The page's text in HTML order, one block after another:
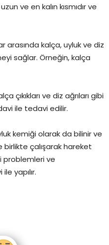
ve en kalın kısmıdır ve
arasında kalça, uyluk ve diz
sağlar. Örneğin, kalça
çıkıkları ve diz ağrıları gibi
ile tedavi edilir.
kemiği olarak da bilinir ve
birlikte çalışarak hareket
problemleri ve
yapılır.